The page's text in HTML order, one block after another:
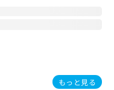
もっと見る